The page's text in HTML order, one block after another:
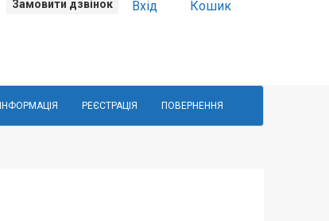
Замовити дзвінок Вхід Кошик
ІНФОРМАЦІЯ РЕЄСТРАЦІЯ ПОВЕРНЕННЯ